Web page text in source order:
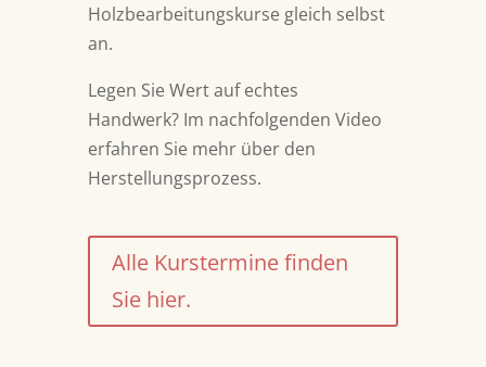
Holzbearbeitungskurse gleich selbst
an.
Legen Sie Wert auf echtes
Handwerk? Im nachfolgenden Video
erfahren Sie mehr über den
Herstellungsprozess.
Alle Kurstermine finden
Sie hier.